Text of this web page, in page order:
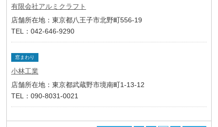
有限会社アルミクラフト
店舗所在地：東京都八王子市北野町556-19
TEL：042-646-9290
窓まわり
小林工業
店舗所在地：東京都武蔵野市境南町1-13-12
TEL：090-8031-0021